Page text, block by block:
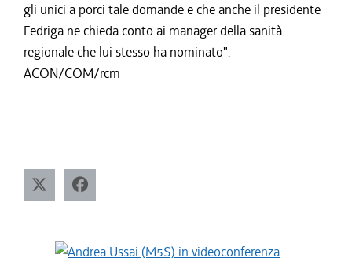
gli unici a porci tale domande e che anche il presidente
Fedriga ne chieda conto ai manager della sanità
regionale che lui stesso ha nominato".
ACON/COM/rcm